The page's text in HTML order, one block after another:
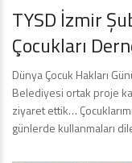
TYSD İzmir
Çocukları
Dünya Çocuk Hakları
Belediyesi ortak proje
ziyaret ettik…
günlerde kullanmaları